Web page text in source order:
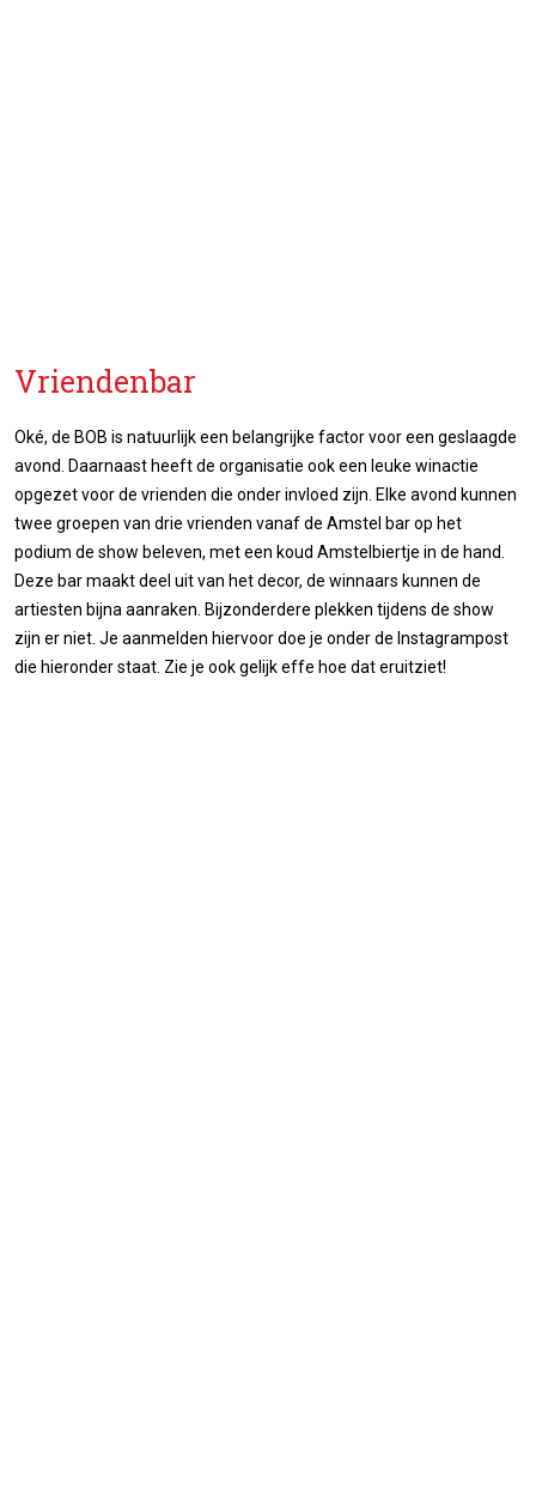
Vriendenbar
Oké, de BOB is natuurlijk een belangrijke factor voor een geslaagde
avond. Daarnaast heeft de organisatie ook een leuke winactie
opgezet voor de vrienden die onder invloed zijn. Elke avond kunnen
twee groepen van drie vrienden vanaf de Amstel bar op het
podium de show beleven, met een koud Amstelbiertje in de hand.
Deze bar maakt deel uit van het decor, de winnaars kunnen de
artiesten bijna aanraken. Bijzonderdere plekken tijdens de show
zijn er niet. Je aanmelden hiervoor doe je onder de Instagrampost
die hieronder staat. Zie je ook gelijk effe hoe dat eruitziet!